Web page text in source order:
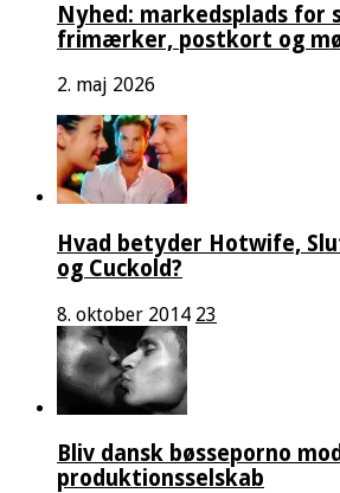
Nyhed: markedsplads for
frimærker, postkort og
2. maj 2026
Hvad betyder Hotwife,
og Cuckold?
8. oktober 2014 23
Bliv dansk bøsseporno
produktionsselskab